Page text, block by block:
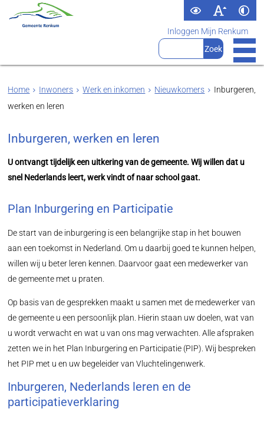
Inloggen Mijn Renkum
Home Inwoners Werk en inkomen Nieuwkomers
Inburgeren,
werken en leren
Inburgeren, werken en leren
U ontvangt tijdelijk een uitkering van de gemeente. Wij willen dat u
snel Nederlands leert, werk vindt of naar school gaat.
Plan Inburgering en Participatie
De start van de inburgering is een belangrijke stap in het bouwen
aan een toekomst in Nederland. Om u daarbij goed te kunnen helpen,
willen wij u beter leren kennen. Daarvoor gaat een medewerker van
de gemeente met u praten.
Op basis van de gesprekken maakt u samen met de medewerker van
de gemeente u een persoonlijk plan. Hierin staan uw doelen, wat van
u wordt verwacht en wat u van ons mag verwachten. Alle afspraken
zetten we in het Plan Inburgering en Participatie (PIP). Wij bespreken
het PIP met u en uw begeleider van Vluchtelingenwerk.
Inburgeren, Nederlands leren en de
participatieverklaring